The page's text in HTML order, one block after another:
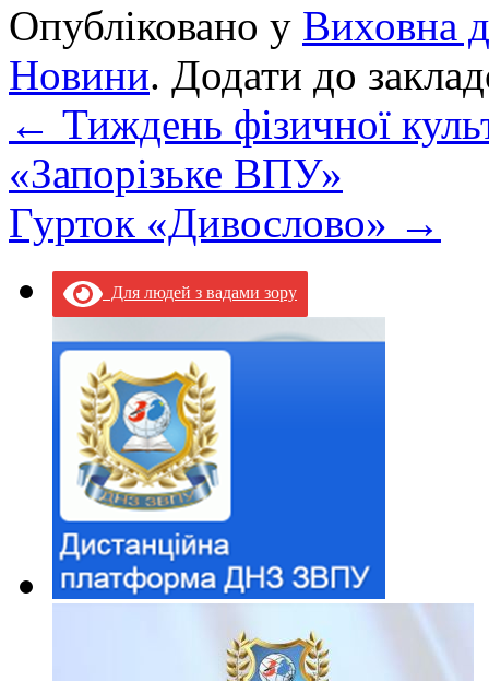
Опубліковано у Виховна
Новини. Додати до
← Тиждень фізичної
«Запорізьке ВПУ»
Гурток «Дивослово» →
Для людей з вадами зору